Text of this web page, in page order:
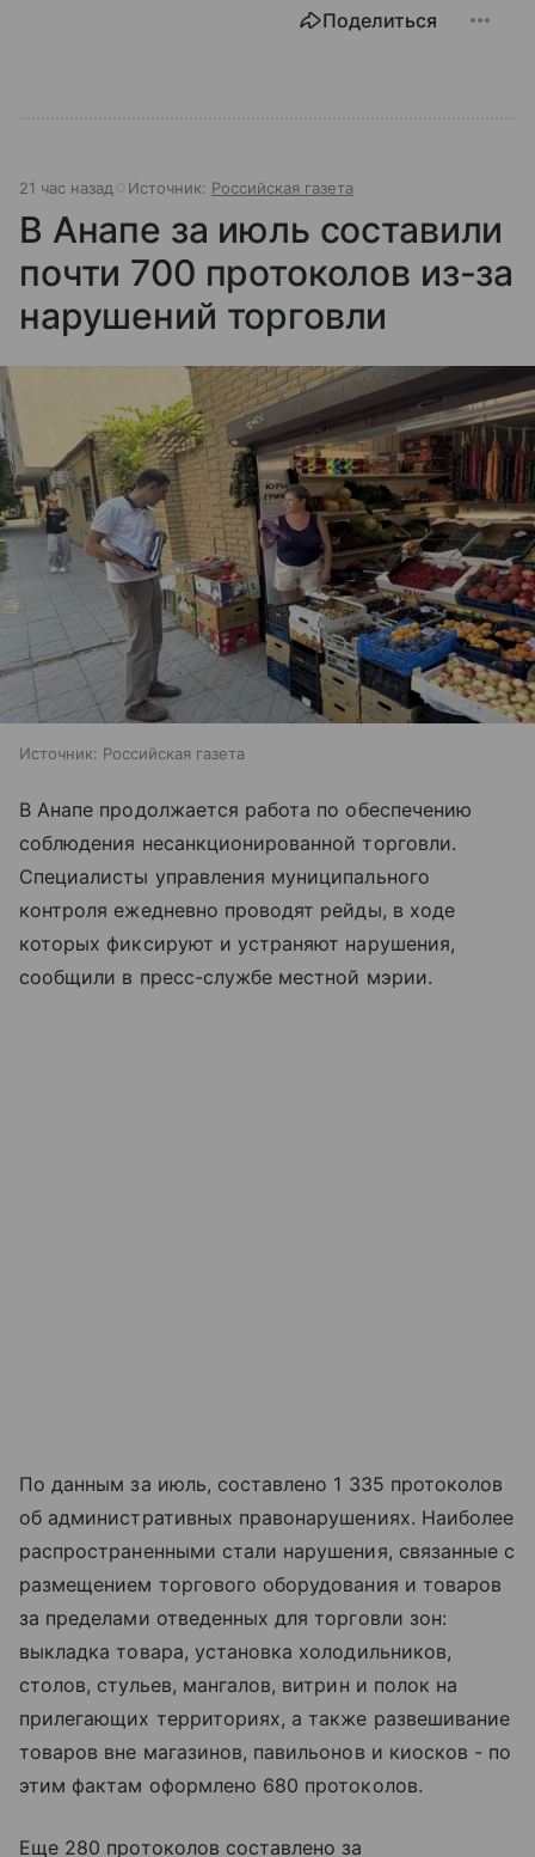
Поделиться
21 час назад Источник: Российская газета
В Анапе за июль составили
почти 700 протоколов из-за
нарушений торговли
Источник: Российская газета
В Анапе продолжается работа по обеспечению
соблюдения несанкционированной торговли.
Специалисты управления муниципального
контроля ежедневно проводят рейды, в ходе
которых фиксируют и устраняют нарушения,
сообщили в пресс-службе местной мэрии.
По данным за июль, составлено 1 335 протоколов
об административных правонарушениях. Наиболее
распространенными стали нарушения, связанные с
размещением торгового оборудования и товаров
за пределами отведенных для торговли зон:
выкладка товара, установка холодильников,
столов, стульев, мангалов, витрин и полок на
прилегающих территориях, а также развешивание
товаров вне магазинов, павильонов и киосков - по
этим фактам оформлено 680 протоколов.
Еще 280 протоколов составлено за